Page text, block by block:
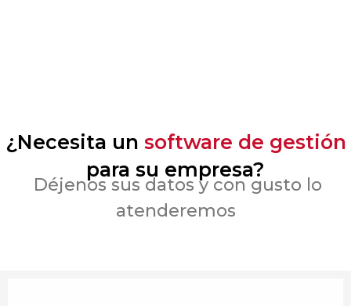
¿Necesita un software de gestión
para su empresa?
Déjenos sus datos y con gusto lo
atenderemos